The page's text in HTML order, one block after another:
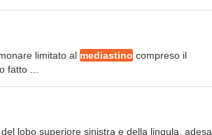
limitato al mediastino compreso il
fatto ...
lobo superiore sinistra e della lingula, adesa